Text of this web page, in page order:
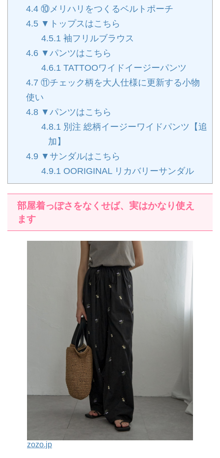
4.4 ⑩メリハリをつくるベルトポーチ
4.5 ▼トップスはこちら
4.5.1 袖フリルブラウス
4.6 ▼パンツはこちら
4.6.1 TATTOOワイドイージーパンツ
4.7 ⑪チェック柄を大人仕様に更新する小物
使い
4.8 ▼パンツはこちら
4.8.1 別注 総柄イージーワイドパンツ【追
加】
4.9 ▼サンダルはこちら
4.9.1 OORIGINAL リカバリーサンダル
部屋着っぽさをなくせば、実はかなり使え
ます
zozo.jp